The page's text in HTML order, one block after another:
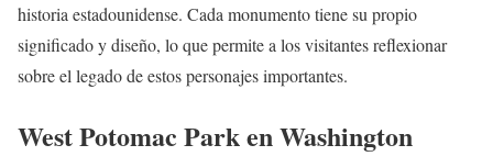
historia estadounidense. Cada monumento tiene su propio
significado y diseño, lo que permite a los visitantes reflexionar
sobre el legado de estos personajes importantes.
West Potomac Park en Washington